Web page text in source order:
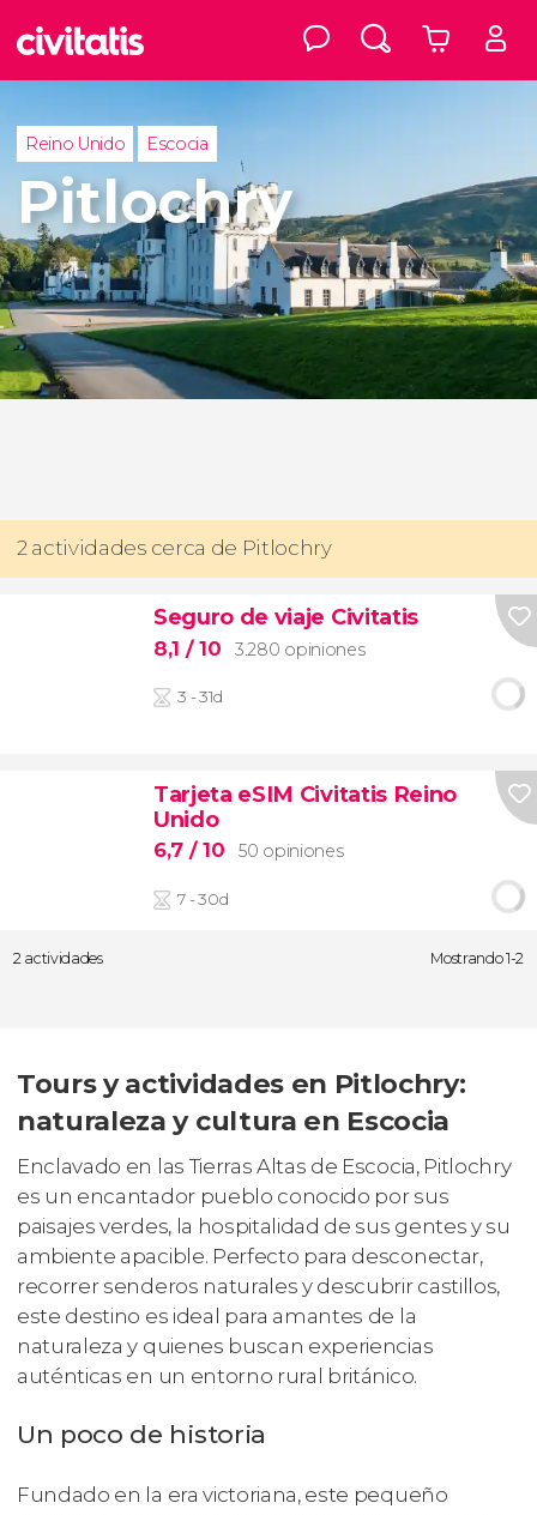
Reino Unido Escocia
Pitlochry
2 actividades cerca de Pitlochry
Seguro de viaje Civitatis
8,1 / 10 3.280 opiniones
3 - 31d
Tarjeta eSIM Civitatis Reino
Unido
6,7 / 10 50 opiniones
7 - 30d
2 actividades Mostrando 1-2
Tours y actividades en Pitlochry:
naturaleza y cultura en Escocia
Enclavado en las Tierras Altas de Escocia, Pitlochry
es un encantador pueblo conocido por sus
paisajes verdes, la hospitalidad de sus gentes y su
ambiente apacible. Perfecto para desconectar,
recorrer senderos naturales y descubrir castillos,
este destino es ideal para amantes de la
naturaleza y quienes buscan experiencias
auténticas en un entorno rural británico.
Un poco de historia
Fundado en la era victoriana, este pequeño